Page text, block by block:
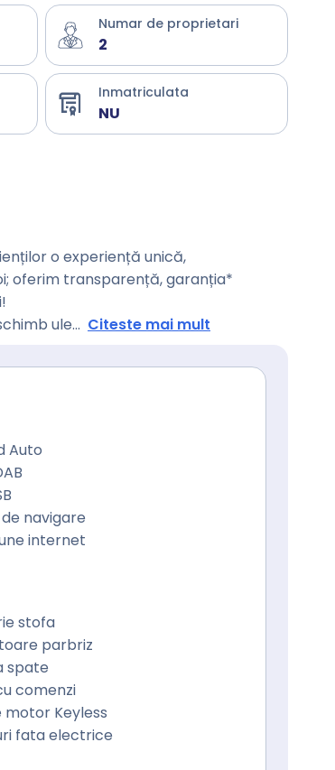
Numar de proprietari
2
Inmatriculata
NU
o experiență unică,
oferim transparență, garanția*
ule... Citeste mai mult
Auto
navigare
internet
stofa
parbriz
spate
comenzi
motor Keyless
fata electrice